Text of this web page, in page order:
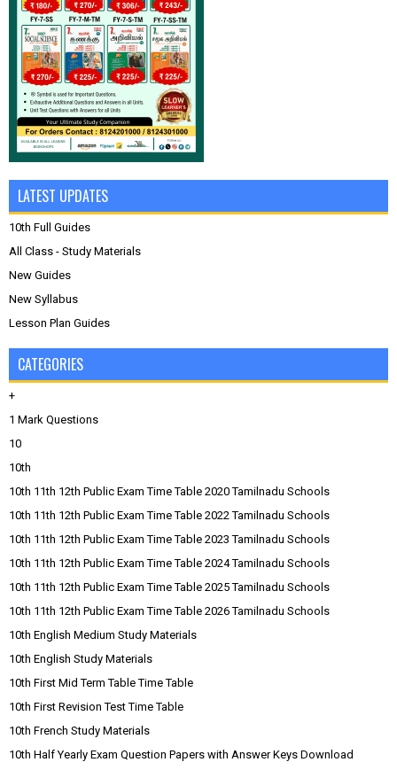
LATEST UPDATES
10th Full Guides
All Class - Study Materials
New Guides
New Syllabus
Lesson Plan Guides
CATEGORIES
+
1 Mark Questions
10
10th
10th 11th 12th Public Exam Time Table 2020 Tamilnadu Schools
10th 11th 12th Public Exam Time Table 2022 Tamilnadu Schools
10th 11th 12th Public Exam Time Table 2023 Tamilnadu Schools
10th 11th 12th Public Exam Time Table 2024 Tamilnadu Schools
10th 11th 12th Public Exam Time Table 2025 Tamilnadu Schools
10th 11th 12th Public Exam Time Table 2026 Tamilnadu Schools
10th English Medium Study Materials
10th English Study Materials
10th First Mid Term Table Time Table
10th First Revision Test Time Table
10th French Study Materials
10th Half Yearly Exam Question Papers with Answer Keys Download